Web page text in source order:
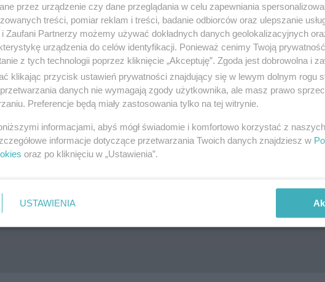
wpisu 2856, wyświetleń: 5481
LOKALIZACJA NA MAPIE
przez urządzenie czy dane przeglądania w celu zapewniania
treści, pomiar reklam i treści, badanie odbiorców oraz ulepszanie
Zaufani Partnerzy możemy używać dokładnych danych geolokalizacyjnych
urządzenia do celów identyfikacji. Ponieważ cenimy Twoją
z tych technologii poprzez kliknięcie „Akceptuję”. Zgoda jest dobrowolna i
klikając przycisk ustawień prywatności znajdujący się w lewym dolnym rogu
danych nie wymagają zgody użytkownika, ale masz prawo
Preferencje będą miały zastosowania tylko na tej witrynie.
informacjami, abyś mógł świadomie i komfortowo korzystać z
informacje dotyczące przetwarzania Twoich danych znajdziesz w
oraz po kliknięciu w „Ustawienia”.
USTAWIENIA